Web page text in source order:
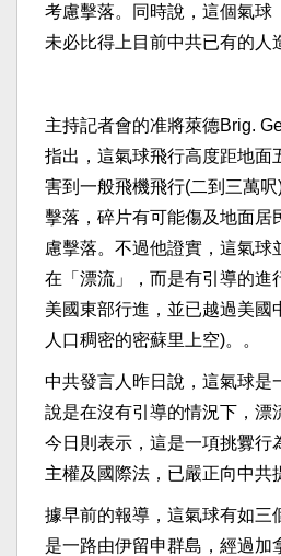
考慮擊落。同時說，這個氣球
未必比得上目前中共已有的人
主持記者會的准將萊德Brig.
指出，這氣球飛行高度距地面
害到一般飛機飛行(二到三萬
擊落，碎片有可能傷及地面居
慮擊落。不過他證實，這氣球
在「漂流」，而是有引導的進
美國東部行進，並已越過美國
人口稠密的密蘇里上空)。。
中共發言人昨日說，這氣球是
說是在沒有引導的情況下，漂
今日則表示，這是一項挑釁行
主權及國際法，已嚴正向中共
據早前的報導，這氣球有如三
是一路由伊留申群島，經過加